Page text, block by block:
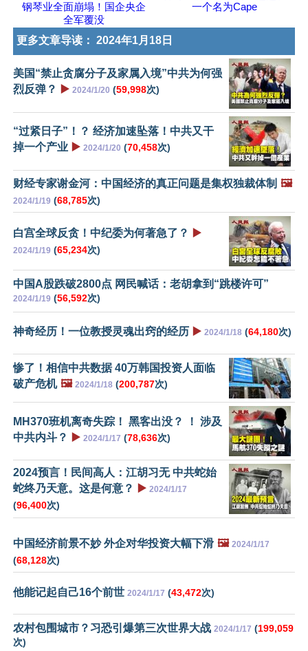
钢琴业全面崩塌！国企央企
全军覆没
一个名为Cape
更多文章导读： 2024年1月18日
美国“禁止贪腐分子及家属入境”中共为何强
烈反弹？
▶️ 2024/1/20 (59,998次)
“过紧日子”！？ 经济加速坠落！中共又干
掉一个产业 ▶️ 2024/1/20 (70,458次)
财经专家谢金河：中国经济的真正问题是集权独裁体制 🖼️
2024/1/19 (68,785次)
白宫全球反贪！中纪委为何著急了？ ▶️
2024/1/19 (65,234次)
中国A股跌破2800点 网民喊话：老胡拿到“跳楼许可”
2024/1/19 (56,592次)
神奇经历！一位教授灵魂出窍的经历 ▶️ 2024/1/18 (64,180次)
惨了！相信中共数据 40万韩国投资人面临
破产危机 🖼️ 2024/1/18 (200,787次)
MH370班机离奇失踪！ 黑客出没？ ！ 涉及
中共内斗？
▶️ 2024/1/17 (78,636次)
2024预言！民间高人：江胡习无 中共蛇始
蛇终乃天意。这是何意？
▶️ 2024/1/17
(96,400次)
中国经济前景不妙 外企对华投资大幅下滑 🖼️ 2024/1/17
(68,128次)
他能记起自己16个前世 2024/1/17 (43,472次)
农村包围城市？习恐引爆第三次世界大战 2024/1/17 (199,059
次)